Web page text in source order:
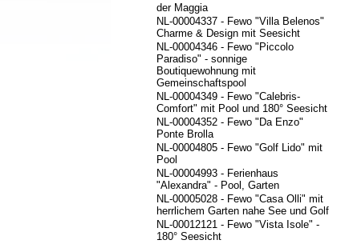
der Maggia
NL-00004337 - Fewo "Villa Belenos"
Charme & Design mit Seesicht
NL-00004346 - Fewo "Piccolo
Paradiso" - sonnige
Boutiquewohnung mit
Gemeinschaftspool
NL-00004349 - Fewo "Calebris-
Comfort" mit Pool und 180° Seesicht
NL-00004352 - Fewo "Da Enzo"
Ponte Brolla
NL-00004805 - Fewo "Golf Lido" mit
Pool
NL-00004993 - Ferienhaus
"Alexandra" - Pool, Garten
NL-00005028 - Fewo "Casa Olli" mit
herrlichem Garten nahe See und Golf
NL-00012121 - Fewo "Vista Isole" -
180° Seesicht